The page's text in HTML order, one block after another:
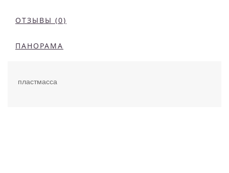
ОТЗЫВЫ (0)
ПАНОРАМА
пластмасса